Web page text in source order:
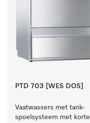
PTD 703 [WES DOS]
Vaatwassers met tank-
spoelsysteem met korte